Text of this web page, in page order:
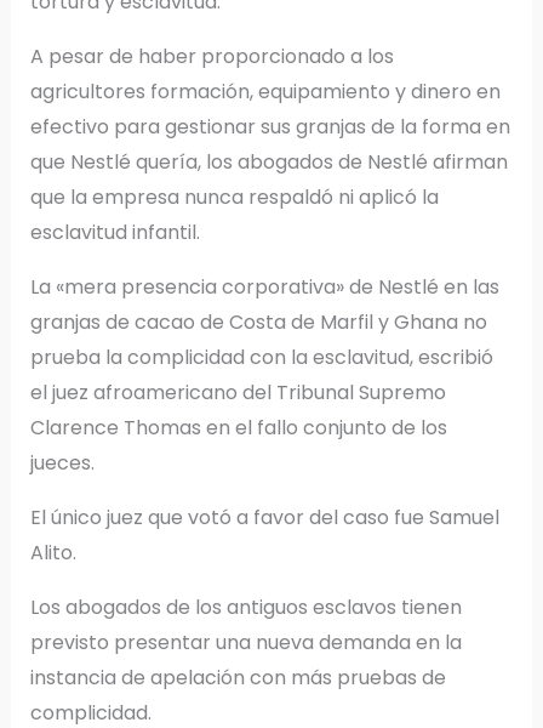
A pesar de haber proporcionado a los
agricultores formación, equipamiento y dinero en
efectivo para gestionar sus granjas de la forma en
que Nestlé quería, los abogados de Nestlé afirman
que la empresa nunca respaldó ni aplicó la
esclavitud infantil.
La «mera presencia corporativa» de Nestlé en las
granjas de cacao de Costa de Marfil y Ghana no
prueba la complicidad con la esclavitud, escribió
el juez afroamericano del Tribunal Supremo
Clarence Thomas en el fallo conjunto de los
jueces.
El único juez que votó a favor del caso fue Samuel
Alito.
Los abogados de los antiguos esclavos tienen
previsto presentar una nueva demanda en la
instancia de apelación con más pruebas de
complicidad.